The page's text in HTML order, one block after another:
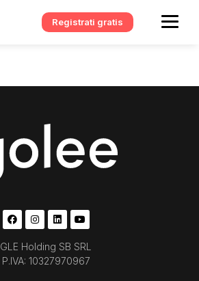
Registrati gratis
GLE Holding SB SRL
P.IVA: 10327970967